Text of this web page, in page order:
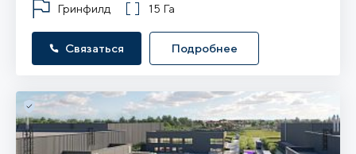
Гринфилд 15 Га
Связаться Подробнее